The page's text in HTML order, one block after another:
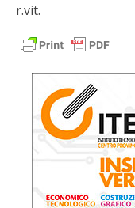
r.vit.